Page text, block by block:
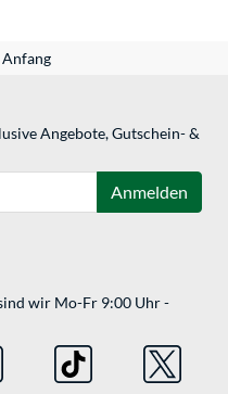
Angebote, Gutschein- &
Anmelden
wir Mo-Fr 9:00 Uhr -